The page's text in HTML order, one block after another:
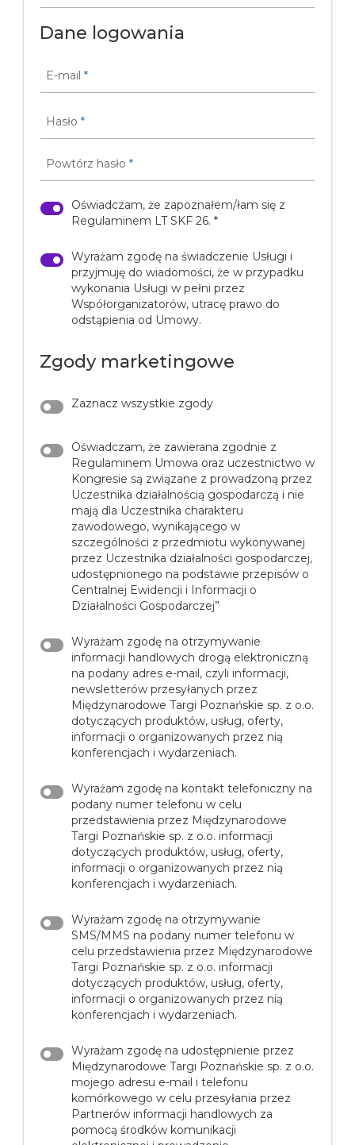
Dane logowania
E-mail *
Hasło *
Powtórz hasło *
Oświadczam, że zapoznałem/łam się z
Regulaminem LT SKF 26. *
Wyrażam zgodę na świadczenie Usługi i
przyjmuję do wiadomości, że w przypadku
wykonania Usługi w pełni przez
Współorganizatorów, utracę prawo do
odstąpienia od Umowy.
Zgody marketingowe
Zaznacz wszystkie zgody
Oświadczam, że zawierana zgodnie z
Regulaminem Umowa oraz uczestnictwo w
Kongresie są związane z prowadzoną przez
Uczestnika działalnością gospodarczą i nie
mają dla Uczestnika charakteru
zawodowego, wynikającego w
szczególności z przedmiotu wykonywanej
przez Uczestnika działalności gospodarczej,
udostępnionego na podstawie przepisów o
Centralnej Ewidencji i Informacji o
Działalności Gospodarczej”
Wyrażam zgodę na otrzymywanie
informacji handlowych drogą elektroniczną
na podany adres e-mail, czyli informacji,
newsletterów przesyłanych przez
Międzynarodowe Targi Poznańskie sp. z o.o.
dotyczących produktów, usług, oferty,
informacji o organizowanych przez nią
konferencjach i wydarzeniach.
Wyrażam zgodę na kontakt telefoniczny na
podany numer telefonu w celu
przedstawienia przez Międzynarodowe
Targi Poznańskie sp. z o.o. informacji
dotyczących produktów, usług, oferty,
informacji o organizowanych przez nią
konferencjach i wydarzeniach.
Wyrażam zgodę na otrzymywanie
SMS/MMS na podany numer telefonu w
celu przedstawienia przez Międzynarodowe
Targi Poznańskie sp. z o.o. informacji
dotyczących produktów, usług, oferty,
informacji o organizowanych przez nią
konferencjach i wydarzeniach.
Wyrażam zgodę na udostępnienie przez
Międzynarodowe Targi Poznańskie sp. z o.o.
mojego adresu e-mail i telefonu
komórkowego w celu przesyłania przez
Partnerów informacji handlowych za
pomocą środków komunikacji